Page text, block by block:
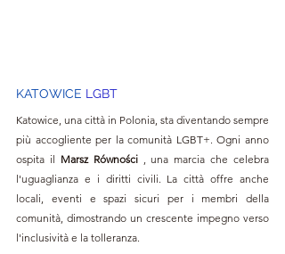
KATOWICE LGBT
Katowice, una città in Polonia, sta diventando sempre
più accogliente per la comunità LGBT+. Ogni anno
ospita il Marsz Równości , una marcia che celebra
l'uguaglianza e i diritti civili. La città offre anche
locali, eventi e spazi sicuri per i membri della
comunità, dimostrando un crescente impegno verso
l'inclusività e la tolleranza.